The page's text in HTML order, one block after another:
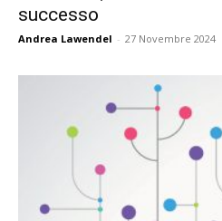
successo
Andrea Lawendel - 27 Novembre 2024